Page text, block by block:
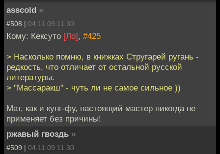
asscold »
#508 | 04.11.09 11:30
Кому: Кексуто [Ло], #425
> Насколько помню, в книжках Стругарей ругань -
редкость, что отличает от остальной русской
литературы.
> "Массаракш" - чуть ли не самое сильное ))
Мат, как и кунг-фу, настоящий мастер никогда не
применяет без причины!
ржавый гвоздь »
#509 | 04.11.09 11:30